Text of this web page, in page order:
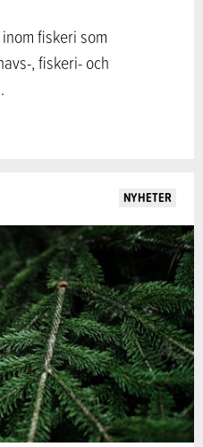
fiskeri som
, fiskeri- och
NYHETER